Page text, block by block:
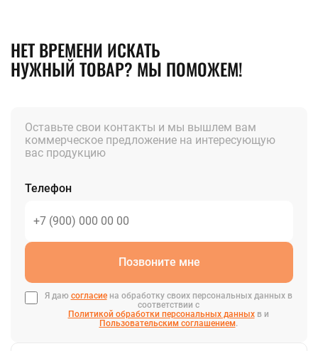
НЕТ ВРЕМЕНИ ИСКАТЬ
НУЖНЫЙ ТОВАР? МЫ ПОМОЖЕМ!
Оставьте свои контакты и мы вышлем вам
коммерческое предложение на интересующую
вас продукцию
Телефон
Позвоните мне
Я даю согласиена обработку своих персональных данных в
соответствии с
Политикой обработки персональных данныхв и
Пользовательским соглашением.